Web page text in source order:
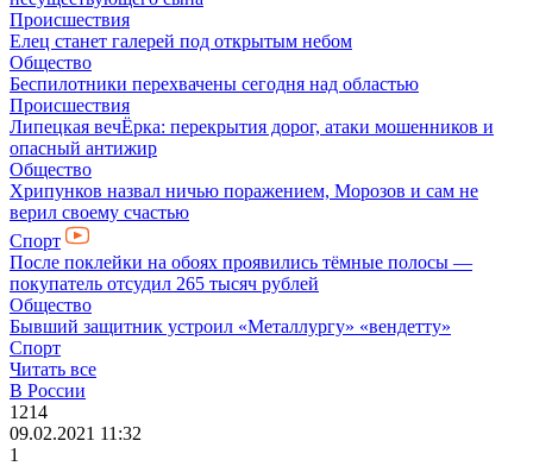
Происшествия
Елец станет галерей под открытым небом
Общество
Беспилотники перехвачены сегодня над областью
Происшествия
Липецкая вечЁрка: перекрытия дорог, атаки мошенников и
опасный антижир
Общество
Хрипунков назвал ничью поражением, Морозов и сам не
верил своему счастью
Спорт
После поклейки на обоях проявились тёмные полосы —
покупатель отсудил 265 тысяч рублей
Общество
Бывший защитник устроил «Металлургу» «вендетту»
Спорт
Читать все
В России
1214
09.02.2021 11:32
1